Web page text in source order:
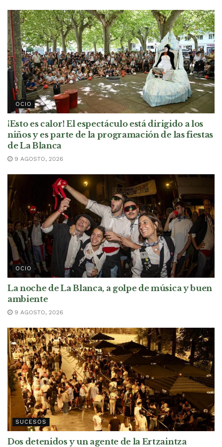
OCIO
¡Esto es calor! El espectáculo está dirigido a los
niños y es parte de la programación de las fiestas
de La Blanca
9 AGOSTO, 2026
OCIO
La noche de La Blanca, a golpe de música y buen
ambiente
9 AGOSTO, 2026
SUCESOS
Dos detenidos y un agente de la Ertzaintza